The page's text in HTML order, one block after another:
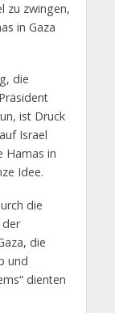
zu zwingen,
in Gaza
die
ist Druck
Israel
Hamas in
Idee.
die
die
und
dienten